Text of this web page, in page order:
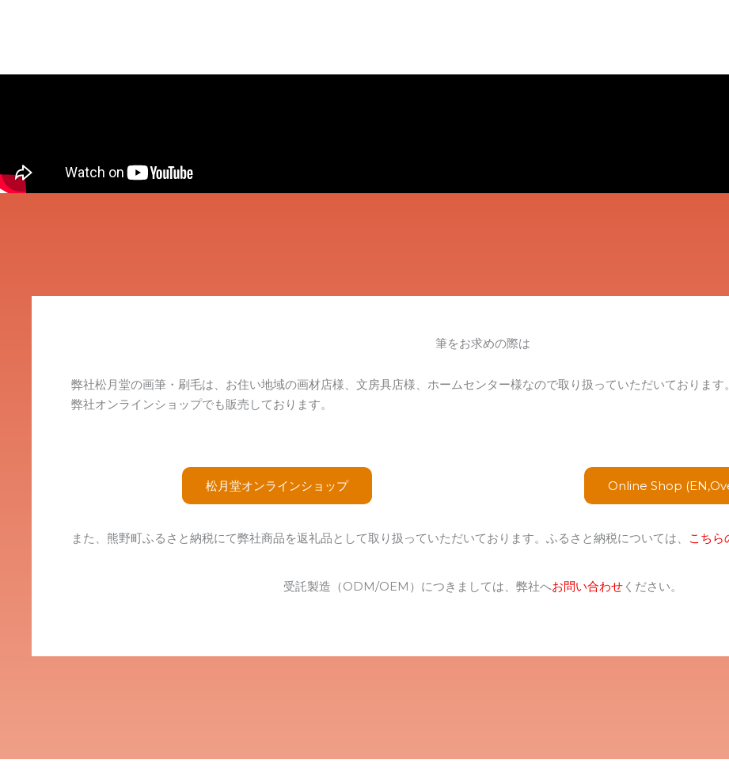
筆をお求めの際は
弊社松月堂の画筆・刷毛は、お住い地域の画材店様、文房具店様、ホームセンター様なので取り扱っていただいておりま
弊社オンラインショップでも販売しております。
松月堂オンラインショップ Online Shop
また、熊野町ふるさと納税にて弊社商品を返礼品として取り扱っていただいております。ふるさと納税については、 こちら
受託製造（ODM/OEM）につきましては、弊社へお問い合わせ ください。